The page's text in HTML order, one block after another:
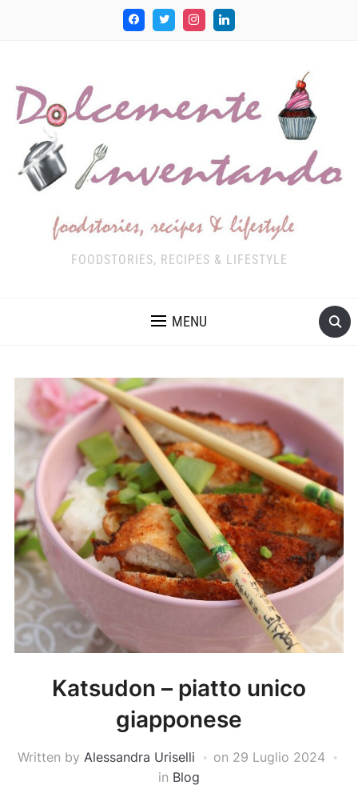
FOODSTORIES, RECIPES & LIFESTYLE
MENU
Katsudon – piatto unico
giapponese
Written by Alessandra Uriselli on 29 Luglio 2024
in Blog